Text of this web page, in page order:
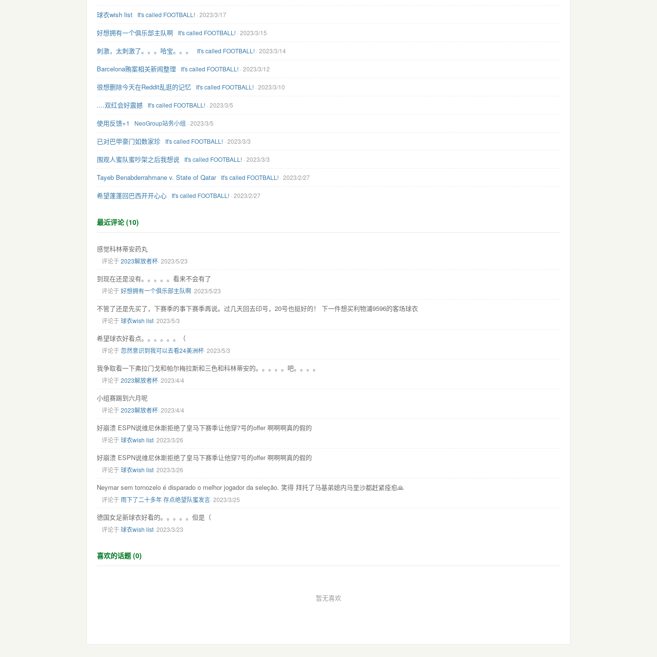
球衣wish list It's called FOOTBALL! · 2023/3/17
好想拥有一个俱乐部主队啊 It's called FOOTBALL! · 2023/3/15
刺激，太刺激了。。。哈宝。。。 It's called FOOTBALL! · 2023/3/14
Barcelona贿案相关新闻整理 It's called FOOTBALL! · 2023/3/12
很想删除今天在Reddit乱逛的记忆 It's called FOOTBALL! · 2023/3/10
....双红会好震撼 It's called FOOTBALL! · 2023/3/5
使用反馈+1 NeoGroup站务小组 · 2023/3/5
已对巴甲豪门如数家珍 It's called FOOTBALL! · 2023/3/3
围观人蜜队蜜吵架之后我想说 It's called FOOTBALL! · 2023/3/3
Tayeb Benabderrahmane v. State of Qatar It's called FOOTBALL! · 2023/2/27
希望蓬蓬回巴西开开心心 It's called FOOTBALL! · 2023/2/27
最近评论 (10)
感觉科林蒂安药丸
评论于2023解放者杯· 2023/5/23
到现在还是没有。。。。。看来不会有了
评论于好想拥有一个俱乐部主队啊· 2023/5/23
不管了还是先买了，下赛季的事下赛季再说。过几天回去印号，20号也挺好的！ 下一件想买利物浦9596的客场球衣
评论于球衣wish list· 2023/5/3
希望球衣好看点。。。。。。（
评论于忽然意识到我可以去看24美洲杯· 2023/5/3
我争取看一下弗拉门戈和帕尔梅拉斯和三色和科林蒂安的。。。。。吧。。。。
评论于2023解放者杯· 2023/4/4
小组赛踢到六月呢
评论于2023解放者杯· 2023/4/4
好崩溃 ESPN说维尼休斯拒绝了皇马下赛季让他穿7号的offer 啊啊啊真的假的
评论于球衣wish list· 2023/3/26
好崩溃 ESPN说维尼休斯拒绝了皇马下赛季让他穿7号的offer 啊啊啊真的假的
评论于球衣wish list· 2023/3/26
Neymar sem tornozelo é disparado o melhor jogador da seleção. 笑得 拜托了马基弟媳内马里沙都赶紧痊愈🙏
评论于雨下了二十多年 存点绝望队蜜发言· 2023/3/25
德国女足新球衣好看的。。。。。但是（
评论于球衣wish list· 2023/3/23
喜欢的话题 (0)
暂无喜欢